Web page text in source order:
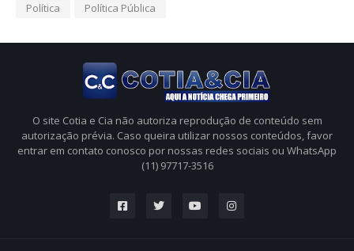
Política
Política Pública
O site Cotia e Cia não autoriza reprodução de conteúdo sem
autorização prévia. Caso queira utilizar nossos conteúdos, favor
entrar em contato conosco por nossas redes sociais ou WhatsApp
(11) 97717-3516